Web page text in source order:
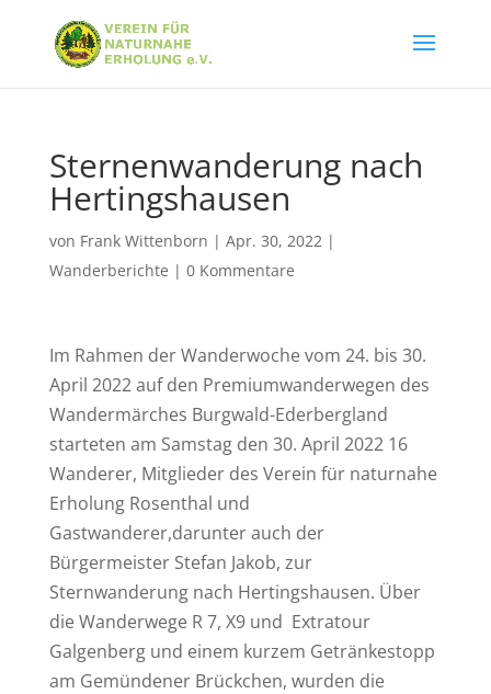
Sternenwanderung nach
Hertingshausen
von Frank Wittenborn | Apr. 30, 2022|
Wanderberichte | 0 Kommentare
Im Rahmen der Wanderwoche vom 24. bis 30.
April 2022 auf den Premiumwanderwegen des
Wandermärches Burgwald-Ederbergland
starteten am Samstag den 30. April 2022 16
Wanderer, Mitglieder des Verein für naturnahe
Erholung Rosenthal und
Gastwanderer,darunter auch der
Bürgermeister Stefan Jakob, zur
Sternwanderung nach Hertingshausen. Über
die Wanderwege R 7, X9 und Extratour
Galgenberg und einem kurzem Getränkestopp
am Gemündener Brückchen, wurden die